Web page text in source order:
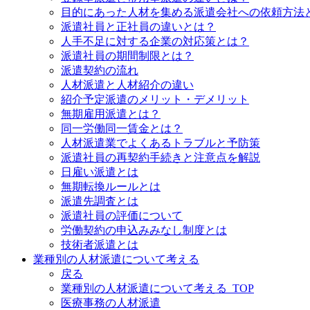
目的にあった人材を集める派遣会社への依頼方法
派遣社員と正社員の違いとは？
人手不足に対する企業の対応策とは？
派遣社員の期間制限とは？
派遣契約の流れ
人材派遣と人材紹介の違い
紹介予定派遣のメリット・デメリット
無期雇用派遣とは？
同一労働同一賃金とは？
人材派遣業でよくあるトラブルと予防策
派遣社員の再契約手続きと注意点を解説
日雇い派遣とは
無期転換ルールとは
派遣先調査とは
派遣社員の評価について
労働契約の申込みみなし制度とは
技術者派遣とは
業種別の人材派遣について考える
戻る
業種別の人材派遣について考える_TOP
医療事務の人材派遣